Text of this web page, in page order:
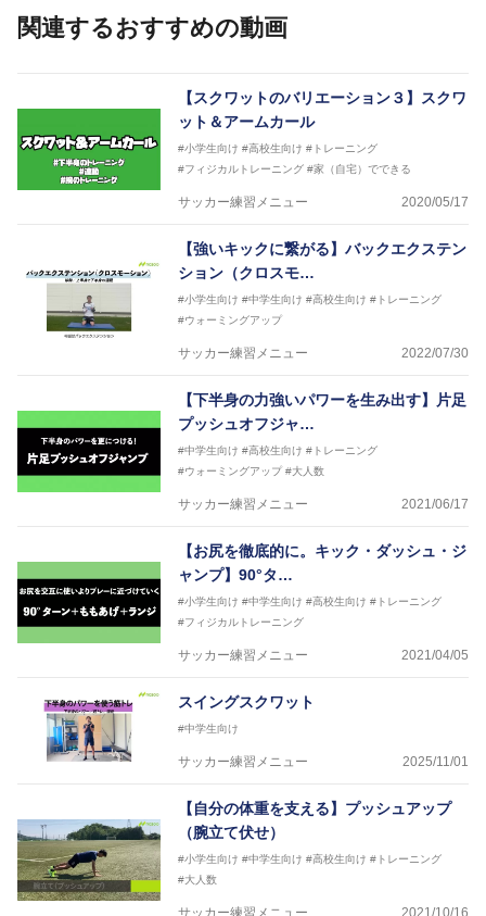
世代のサッカーを中心に、WJBL、社会人ラグビー、
を派遣している。
さらには講演会やセミナー、専門学校などの教育機関
に講師を派遣するなど後進育成にも力を入れている。
「一人一人の健康な人生をサポートする」を企業理念
として掲げ、世の中の人々の『健康』をあらゆる方向
からサポートし、一人一人の「楽しく、豊かに、生き
生きと」生きる、そんな『健康な人生』をサポートし
関連するおすすめの動画
【スクワットのバリエーション３】スクワ
ット＆アームカール
#小学生向け #高校生向け #トレーニング
#フィジカルトレーニング #家（自宅）でできる
サッカー練習メニュー 2020/05/17
【強いキックに繋がる】バックエクステン
ション（クロスモ…
#小学生向け #中学生向け #高校生向け #トレーニング
#ウォーミングアップ
サッカー練習メニュー 2022/07/30
【下半身の力強いパワーを生み出す】片足
プッシュオフジャ…
#中学生向け #高校生向け #トレーニング
#ウォーミングアップ #大人数
サッカー練習メニュー 2021/06/17
【お尻を徹底的に。キック・ダッシュ・ジ
ャンプ】90°タ…
#小学生向け #中学生向け #高校生向け #トレーニング
#フィジカルトレーニング
サッカー練習メニュー 2021/04/05
スイングスクワット
#中学生向け
サッカー練習メニュー 2025/11/01
【自分の体重を支える】プッシュアップ
（腕立て伏せ）
#小学生向け #中学生向け #高校生向け #トレーニング
#大人数
サッカー練習メニュー 2021/10/16